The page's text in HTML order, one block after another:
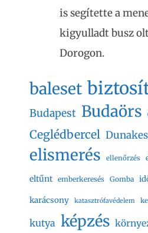
is segítette a
kigyulladt busz
Dorogon.
baleset
Budapest Budaörs
Ceglédbercel
elismerés ellenőrzés
eltűnt emberkeresés Gomba
karácsony katasztrófavédelem
kutya képzés